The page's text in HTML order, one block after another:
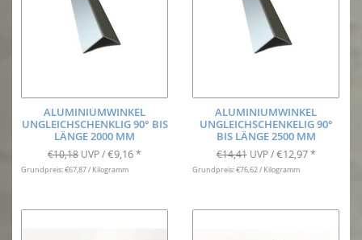
ALUMINIUMWINKEL
UNGLEICHSCHENKLIG 90° BIS
LÄNGE 2000 MM
€10,18 UVP / €9,16 *
Grundpreis: €67,87 / Kilogramm
ALUMINIUMWINKEL
UNGLEICHSCHENKELIG 90°
BIS LÄNGE 2500 MM
€14,41 UVP /€12,97 *
Grundpreis: €76,62 / Kilogramm